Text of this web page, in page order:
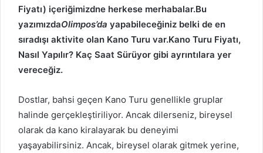
Fiyatı) içeriğimizdne herkese merhabalar.Bu
yazımızdaOlimpos’da yapabileceğiniz belki de en
sıradışı aktivite olan Kano Turu var.Kano Turu Fiyatı,
Nasıl Yapılır? Kaç Saat Sürüyor gibi ayrıntılara yer
vereceğiz.
Dostlar, bahsi geçen Kano Turu genellikle gruplar
halinde gerçekleştiriliyor. Ancak dilerseniz, bireysel
olarak da kano kiralayarak bu deneyimi
yaşayabilirsiniz. Ancak, bireysel olarak gitmek yerine,